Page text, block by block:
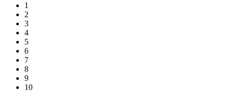
1
2
3
4
5
6
7
8
9
10